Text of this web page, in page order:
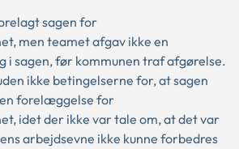
sagen for
men teamet afgav ikke en
sagen, før kommunen traf afgørelse.
ikke betingelserne for, at sagen
forelæggelse for
idet der ikke var tale om, at det var
arbejdsevne ikke kunne forbedres